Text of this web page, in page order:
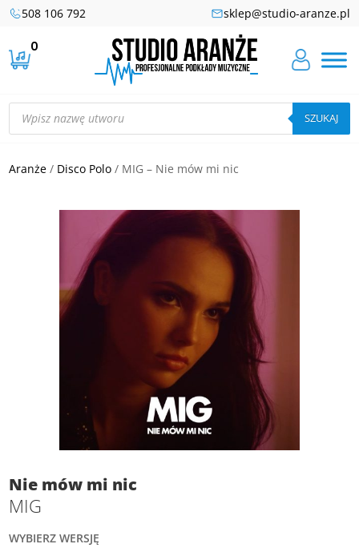
508 106 792 sklep@studio-aranze.pl
0
Wyszukiwarka
produktów SZUKAJ
Aranże / Disco Polo / MIG – Nie mów mi nic
Nie mów mi nic
MIG
WYBIERZ WERSJĘ